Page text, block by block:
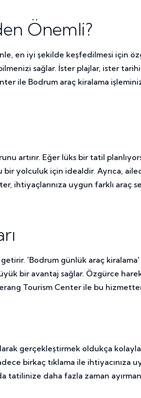
Önemli?
en iyi şekilde keşfedilmesi için
sağlar. İster plajlar, ister
ile Bodrum araç kiralama
artırır. Eğer lüks bir tatil
yolculuk için idealdir. Ayrıca,
ihtiyaçlarınıza uygun farklı
'Bodrum günlük araç
bir avantaj sağlar. Özgürce
Tourism Center ile bu
gerçekleştirmek oldukça
birkaç tıklama ile ihtiyacınıza
daha fazla zaman